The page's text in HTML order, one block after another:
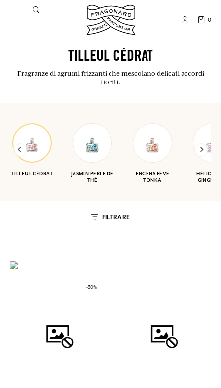
0
TILLEUL CÉDRAT
Fragranze di agrumi frizzanti che mescolano delicati accordi
fioriti.
TILLEUL CÉDRAT
JASMIN PERLE DE
THÉ
ENCENS FÈVE
TONKA
FILTRARE
-30%